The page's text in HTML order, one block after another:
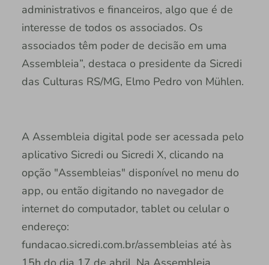
administrativos e financeiros, algo que é de
interesse de todos os associados. Os
associados têm poder de decisão em uma
Assembleia”, destaca o presidente da Sicredi
das Culturas RS/MG, Elmo Pedro von Mühlen.
A Assembleia digital pode ser acessada pelo
aplicativo Sicredi ou Sicredi X, clicando na
opção "Assembleias" disponível no menu do
app, ou então digitando no navegador de
internet do computador, tablet ou celular o
endereço:
fundacao.sicredi.com.br/assembleias até às